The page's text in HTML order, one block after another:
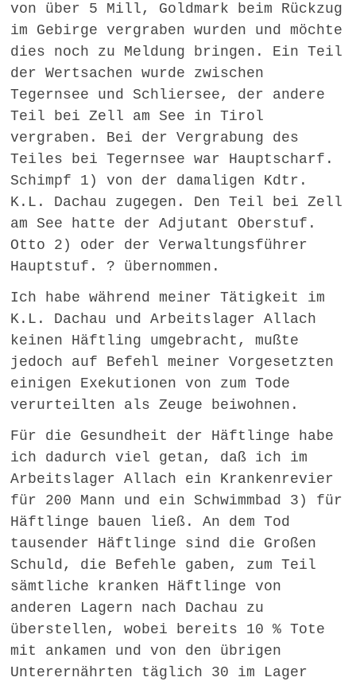
von über 5 Mill, Goldmark beim Rückzug
im Gebirge vergraben wurden und möchte
dies noch zu Meldung bringen. Ein Teil
der Wertsachen wurde zwischen
Tegernsee und Schliersee, der andere
Teil bei Zell am See in Tirol
vergraben. Bei der Vergrabung des
Teiles bei Tegernsee war Hauptscharf.
Schimpf 1) von der damaligen Kdtr.
K.L. Dachau zugegen. Den Teil bei Zell
am See hatte der Adjutant Oberstuf.
Otto 2) oder der Verwaltungsführer
Hauptstuf. ? übernommen.
Ich habe während meiner Tätigkeit im
K.L. Dachau und Arbeitslager Allach
keinen Häftling umgebracht, mußte
jedoch auf Befehl meiner Vorgesetzten
einigen Exekutionen von zum Tode
verurteilten als Zeuge beiwohnen.
Für die Gesundheit der Häftlinge habe
ich dadurch viel getan, daß ich im
Arbeitslager Allach ein Krankenrevier
für 200 Mann und ein Schwimmbad 3) für
Häftlinge bauen ließ. An dem Tod
tausender Häftlinge sind die Großen
Schuld, die Befehle gaben, zum Teil
sämtliche kranken Häftlinge von
anderen Lagern nach Dachau zu
überstellen, wobei bereits 10 % Tote
mit ankamen und von den übrigen
Unterernährten täglich 30 im Lager